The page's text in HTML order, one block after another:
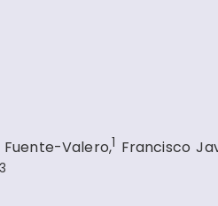
Valero,1 Francisco
3